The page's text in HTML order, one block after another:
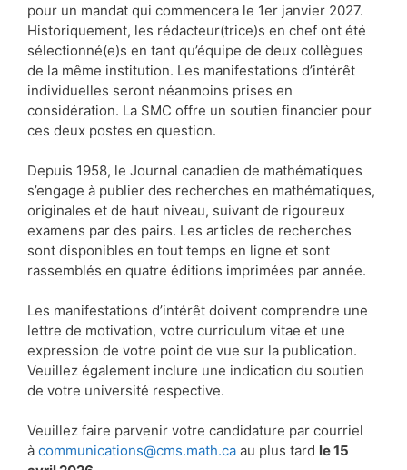
pour un mandat qui commencera le 1er janvier 2027.
Historiquement, les rédacteur(trice)s en chef ont été
sélectionné(e)s en tant qu’équipe de deux collègues
de la même institution. Les manifestations d’intérêt
individuelles seront néanmoins prises en
considération. La SMC offre un soutien financier pour
ces deux postes en question.
Depuis 1958, le Journal canadien de mathématiques
s’engage à publier des recherches en mathématiques,
originales et de haut niveau, suivant de rigoureux
examens par des pairs. Les articles de recherches
sont disponibles en tout temps en ligne et sont
rassemblés en quatre éditions imprimées par année.
Les manifestations d’intérêt doivent comprendre une
lettre de motivation, votre curriculum vitae et une
expression de votre point de vue sur la publication.
Veuillez également inclure une indication du soutien
de votre université respective.
Veuillez faire parvenir votre candidature par courriel
à communications@cms.math.ca au plus tard le 15